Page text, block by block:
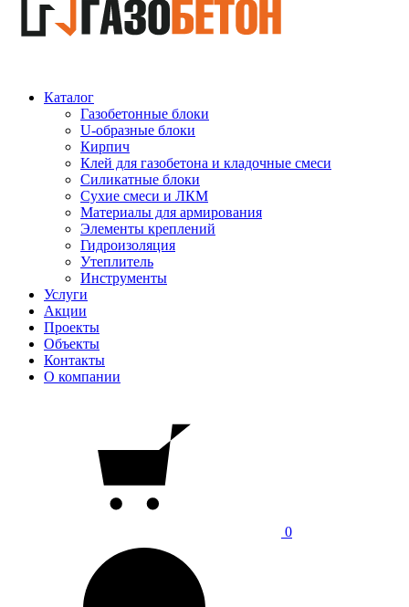
Каталог
Газобетонные блоки
U-образные блоки
Кирпич
Клей для газобетона и кладочные смеси
Силикатные блоки
Сухие смеси и ЛКМ
Материалы для армирования
Элементы креплений
Гидроизоляция
Утеплитель
Инструменты
Услуги
Акции
Проекты
Объекты
Контакты
О компании
0